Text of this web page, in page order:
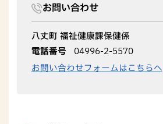
お問い合わせ
八丈町 福祉健康課保健係
電話番号
04996-2-5570
お問い合わせフォームはこちらへ